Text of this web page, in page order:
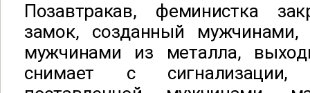
Позавтракав, феминистка
замок, созданный
мужчинами из металла,
снимает с